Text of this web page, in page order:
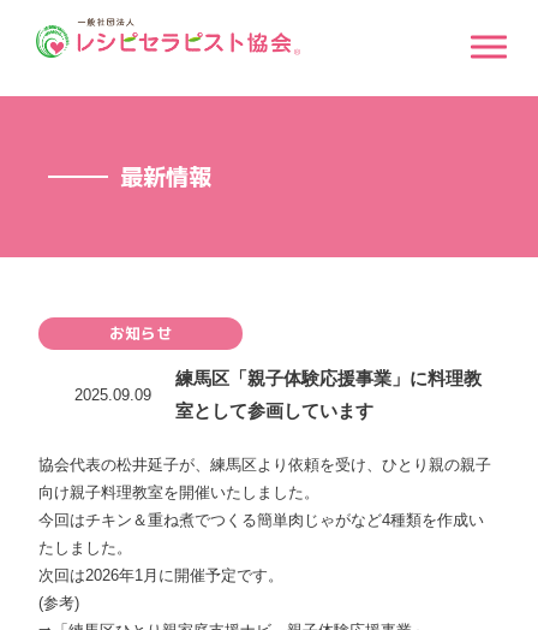
最新情報
お知らせ
2025.09.09
練馬区「親子体験応援事業」に料理教
室として参画しています
協会代表の松井延子が、練馬区より依頼を受け、ひとり親の親子
向け親子料理教室を開催いたしました。
今回はチキン＆重ね煮でつくる簡単肉じゃがなど4種類を作成い
たしました。
次回は2026年1月に開催予定です。
(参考)